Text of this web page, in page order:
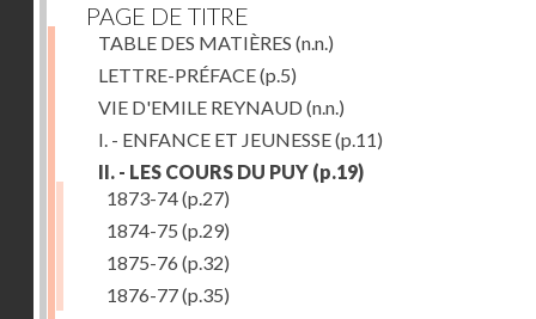
PAGE DE TITRE
TABLE DES MATIÈRES (n.n.)
LETTRE-PRÉFACE(p.5)
VIE D'EMILE REYNAUD (n.n.)
I. - ENFANCE ET JEUNESSE(p.11)
II. - LES COURS DU PUY (p.19)
1873-74(p.27)
1874-75 (p.29)
1875-76 (p.32)
1876-77(p.35)